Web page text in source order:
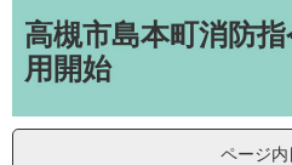
文高槻市島本町消防
用開始
ページ内